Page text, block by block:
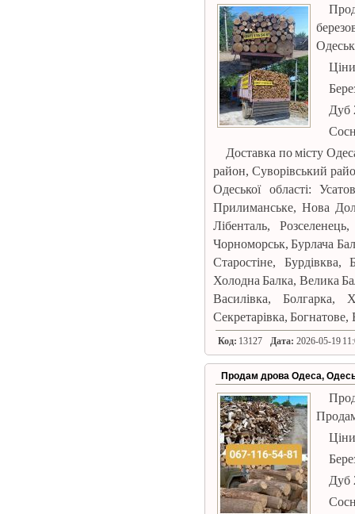
Дуб
Доставка по місту
район, Суворівський
Одеської області:
Прилиманське, Нова
Лібенталь,
Чорноморськ, Бурлача
Старостіне,
Холодна Балка, Велика
Василівка, Болгарка,
Секретарівка,
Код: 13127 Дата: 2026-05-19
Продам дрова Одеса,
Дуб